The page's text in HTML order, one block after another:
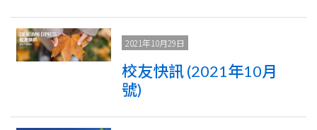
2021年10月29日
校友快訊 (2021年10月
號)